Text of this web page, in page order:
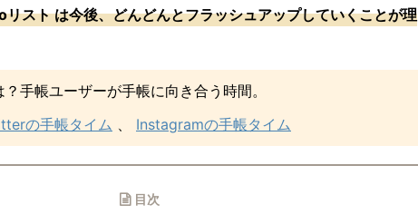
スト は今後、どんどんとフラッシュアップしていくことが理
手帳ユーザーが手帳に向き合う時間。
の手帳タイム 、 Instagramの手帳タイム
目次